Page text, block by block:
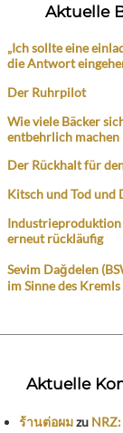
Aktuelle
„Ich sollte eine
die Antwort
Der Ruhrpilot
Wie viele Bäcker
entbehrlich machen
Der Rückhalt für
Kitsch und Tod und
Industrieproduktion
erneut rückläufig
Sevim Dağdelen
im Sinne des Kremls
Aktuelle
ร้านต่อผมzu